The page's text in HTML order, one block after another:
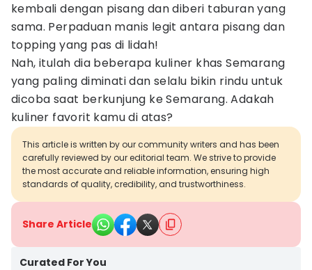
kembali dengan pisang dan diberi taburan yang
sama. Perpaduan manis legit antara pisang dan
topping yang pas di lidah!
Nah, itulah dia beberapa kuliner khas Semarang
yang paling diminati dan selalu bikin rindu untuk
dicoba saat berkunjung ke Semarang. Adakah
kuliner favorit kamu di atas?
This article is written by our community writers and has been
carefully reviewed by our editorial team. We strive to provide
the most accurate and reliable information, ensuring high
standards of quality, credibility, and trustworthiness.
Share Article
Curated For You